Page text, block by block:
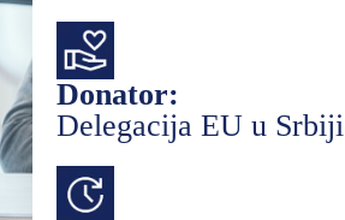
Donator:
Delegacija EU u Srbiji